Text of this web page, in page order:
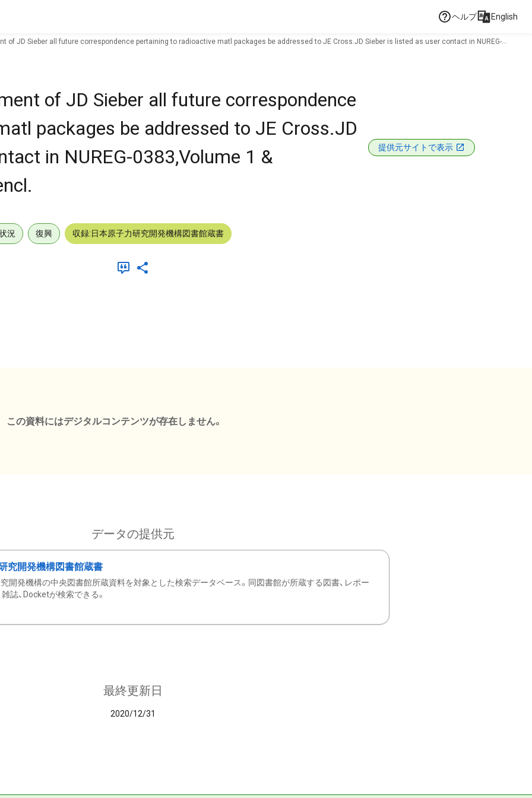
ヘルプ English
of JD Sieber all future correspondence pertaining to radioactive matl packages be addressed to JE Cross.JD Sieber is listed as user contact in NUREG-
of JD Sieber all future correspondence
packages be addressed to JE Cross.JD
in NUREG-0383,Volume 1 &
提供元サイトで表示
況 復興 収録:日本原子力研究開発機構図書館蔵書
この資料にはデジタルコンテンツが存在しません。
データの提供元
究開発機構図書館蔵書
開発機構の中央図書館所蔵資料を対象とした検索データベース。同図書館が所蔵する図書、レポー
雑誌、Docketが検索できる。
最終更新日
2020/12/31